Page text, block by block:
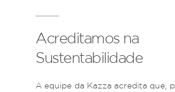
Acreditamos na
Sustentabilidade
A equipe da Kazza acredita que,